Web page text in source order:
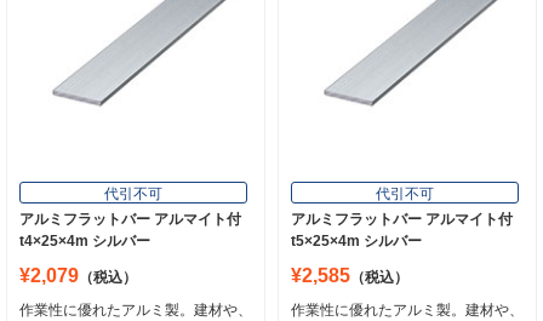
代引不可
アルミフラットバー アルマイト付
t4×25×4m シルバー
¥2,079 （税込）
作業性に優れたアルミ製。建材や、
代引不可
アルミフラットバー アルマイト付
t5×25×4m シルバー
¥2,585 （税込）
作業性に優れたアルミ製。建材や、